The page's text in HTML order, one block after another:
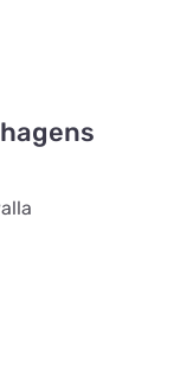
på kartan